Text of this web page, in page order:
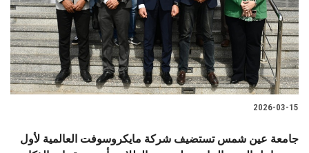
2026-03-15
جامعة عين شمس تستضيف شركة مايكروسوفت العالمية لأول